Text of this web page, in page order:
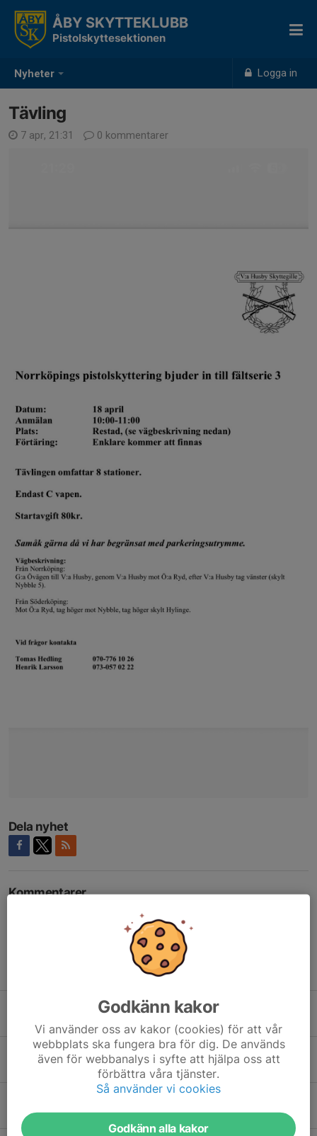
Nyheter Logga in
ÅBY SKYTTEKLUBB
Pistolskyttesektionen
Tävling
7 apr, 21:31 0 kommentarer
Dela nyhet
Kommentarer
Organiserad träning
Info
1 aug, 19:03 1
26 jul, 22:21 0
Godkänn kakor
Vi använder oss av kakor (cookies) för att vår
webbplats ska fungera bra för dig. De används
även för webbanalys i syfte att hjälpa oss att
förbättra våra tjänster.
Så använder vi cookies
Godkänn alla kakor